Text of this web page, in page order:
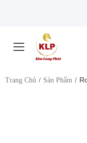
Toggle
Trang Chủ Sản Phẩm